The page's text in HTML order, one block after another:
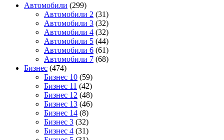
Автомобили (299)
Автомобили 2 (31)
Автомобили 3 (32)
Автомобили 4 (32)
Автомобили 5 (44)
Автомобили 6 (61)
Автомобили 7 (68)
Бизнес (474)
Бизнес 10 (59)
Бизнес 11 (42)
Бизнес 12 (48)
Бизнес 13 (46)
Бизнес 14 (8)
Бизнес 3 (32)
Бизнес 4 (31)